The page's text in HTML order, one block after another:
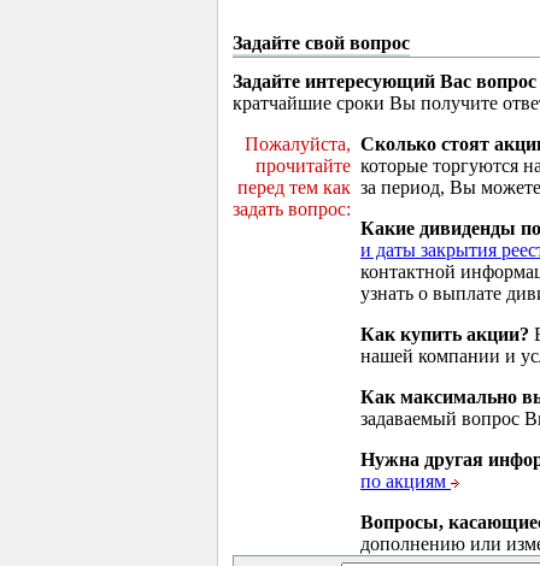
Задайте свой вопрос
Задайте интересующий Вас вопрос
кратчайшие сроки Вы получите
Пожалуйста,
прочитайте
перед тем как
задать вопрос:
Сколько стоят
которые торгуются
за период, Вы
Какие дивиденды
и даты закрытия
контактной
узнать о выплате
Как купить акции?
нашей компании и
Как максимально
задаваемый вопрос
Нужна другая
по акциям
Вопросы,
дополнению или